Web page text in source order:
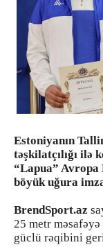
Estoniyanın
təşkilatçılığı ilə
“Lapua”
böyük uğura
BrendSport.az
25 metr
güclü rəqibini